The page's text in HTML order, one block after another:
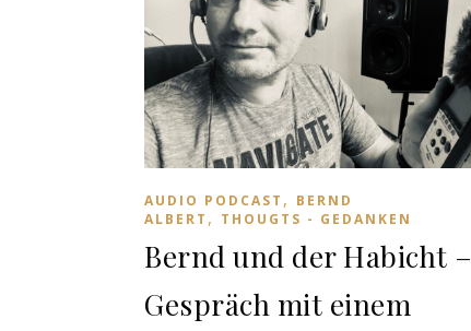
AUDIO PODCAST , BERND
ALBERT , THOUGTS - GEDANKEN
Bernd und der Habicht –
Gespräch mit einem